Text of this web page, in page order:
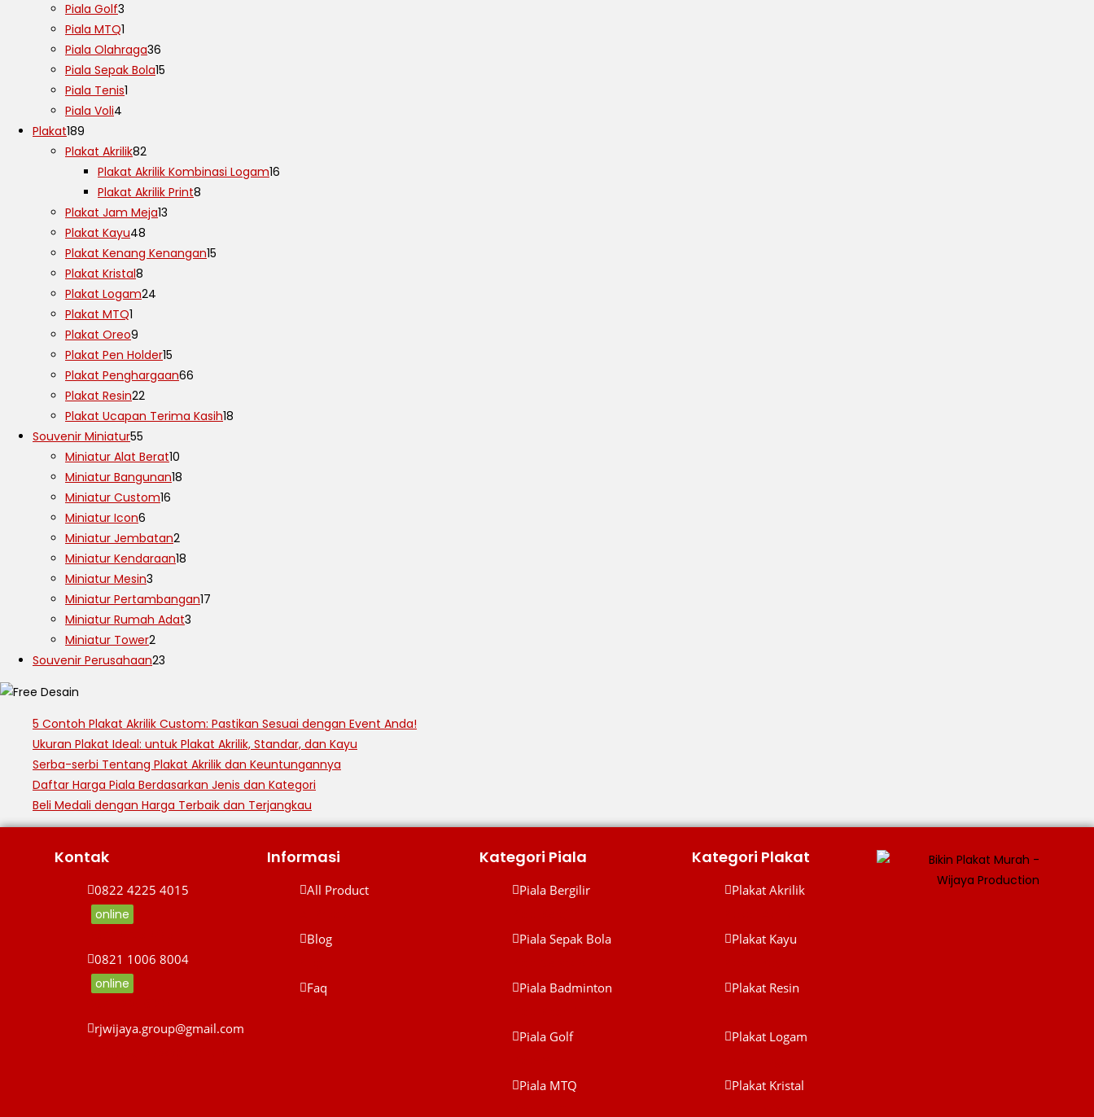
Piala Golf3
Piala MTQ1
Piala Olahraga36
Piala Sepak Bola15
Piala Tenis1
Piala Voli4
Plakat189
Plakat Akrilik82
Plakat Akrilik Kombinasi Logam16
Plakat Akrilik Print8
Plakat Jam Meja13
Plakat Kayu48
Plakat Kenang Kenangan15
Plakat Kristal8
Plakat Logam24
Plakat MTQ1
Plakat Oreo9
Plakat Pen Holder15
Plakat Penghargaan66
Plakat Resin22
Plakat Ucapan Terima Kasih18
Souvenir Miniatur55
Miniatur Alat Berat10
Miniatur Bangunan18
Miniatur Custom16
Miniatur Icon6
Miniatur Jembatan2
Miniatur Kendaraan18
Miniatur Mesin3
Miniatur Pertambangan17
Miniatur Rumah Adat3
Miniatur Tower2
Souvenir Perusahaan23
5 Contoh Plakat Akrilik Custom: Pastikan Sesuai dengan Event Anda!
Ukuran Plakat Ideal: untuk Plakat Akrilik, Standar, dan Kayu
Serba-serbi Tentang Plakat Akrilik dan Keuntungannya
Daftar Harga Piala Berdasarkan Jenis dan Kategori
Beli Medali dengan Harga Terbaik dan Terjangkau
Kontak
0822 4225 4015
online
0821 1006 8004
online
rjwijaya.group@gmail.com
Informasi
All Product
Blog
Faq
Kategori Piala
Piala Bergilir
Piala Sepak Bola
Piala Badminton
Piala Golf
Piala MTQ
Kategori Plakat
Plakat Akrilik
Plakat Kayu
Plakat Resin
Plakat Logam
Plakat Kristal